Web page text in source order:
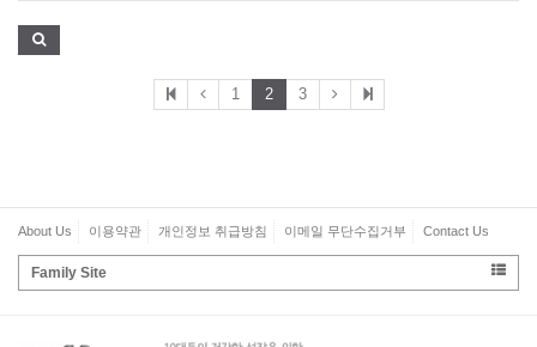
1 2 3
About Us 이용약관 개인정보 취급방침 이메일 무단수집거부 Contact Us
Family Site